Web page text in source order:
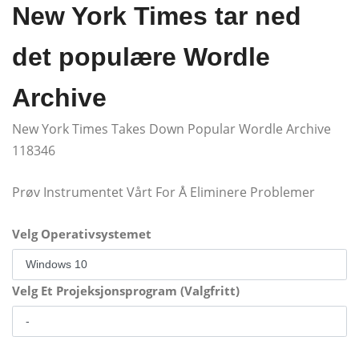
New York Times tar ned
det populære Wordle
Archive
New York Times Takes Down Popular Wordle Archive
118346
Prøv Instrumentet Vårt For Å Eliminere Problemer
Velg Operativsystemet
Velg Et Projeksjonsprogram (Valgfritt)